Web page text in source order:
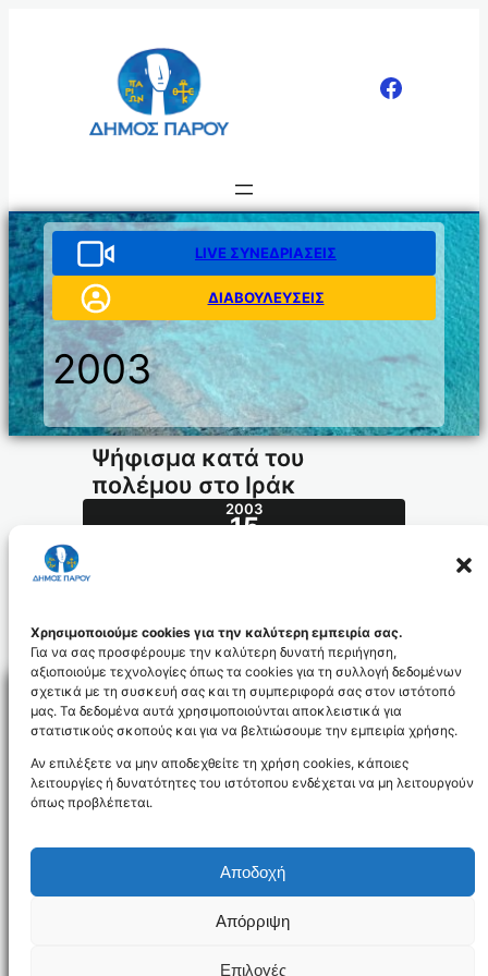
Χρησιμοποιούμε cookies για την καλύτερη εμπειρία σας.
Για να σας προσφέρουμε την καλύτερη δυνατή περιήγηση,
αξιοποιούμε τεχνολογίες όπως τα cookies για τη συλλογή δεδομένων
σχετικά με τη συσκευή σας και τη συμπεριφορά σας στον ιστότοπό
μας. Τα δεδομένα αυτά χρησιμοποιούνται αποκλειστικά για
στατιστικούς σκοπούς και για να βελτιώσουμε την εμπειρία χρήσης.
Αν επιλέξετε να μην αποδεχθείτε τη χρήση cookies, κάποιες
λειτουργίες ή δυνατότητες του ιστότοπου ενδέχεται να μη λειτουργούν
όπως προβλέπεται.
Αποδοχή
Απόρριψη
Επιλογές
LIVE ΣΥΝΕΔΡΙΑΣΕΙΣ
ΔΙΑΒΟΥΛΕΥΣΕΙΣ
2003
Ψήφισμα κατά του
πολέμου στο Ιράκ
2003
15
39.2003_id952
NEWSLETTER
Δήλωση Προσβασιμότητας
Δήμος Πάρου